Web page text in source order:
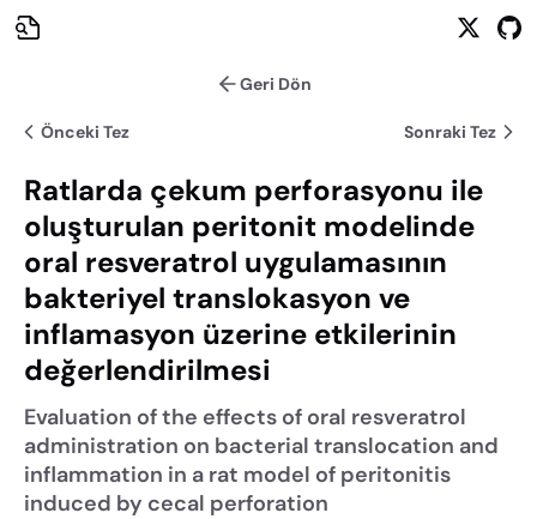
Geri Dön
Önceki Tez Sonraki Tez
Ratlarda çekum perforasyonu ile
oluşturulan peritonit modelinde
oral resveratrol uygulamasının
bakteriyel translokasyon ve
inflamasyon üzerine etkilerinin
değerlendirilmesi
Evaluation of the effects of oral resveratrol
administration on bacterial translocation and
inflammation in a rat model of peritonitis
induced by cecal perforation